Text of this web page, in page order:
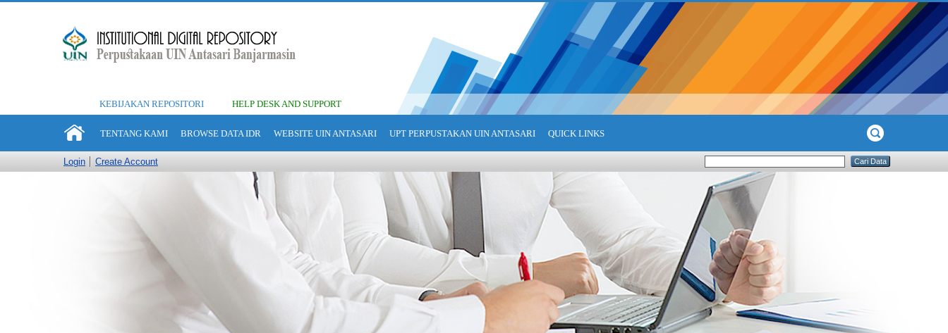
KEBIJAKAN REPOSITORI HELP DESK AND SUPPORT
TENTANG KAMI BROWSE DATA IDR WEBSITE UIN ANTASARI UPT PERPUSTAKAN UIN ANTASARI QUICK LINKS
Login Create Account